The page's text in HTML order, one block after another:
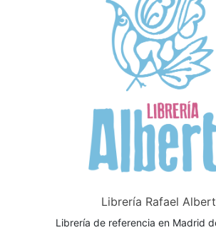
Librería Rafael
Librería de referencia en Madrid